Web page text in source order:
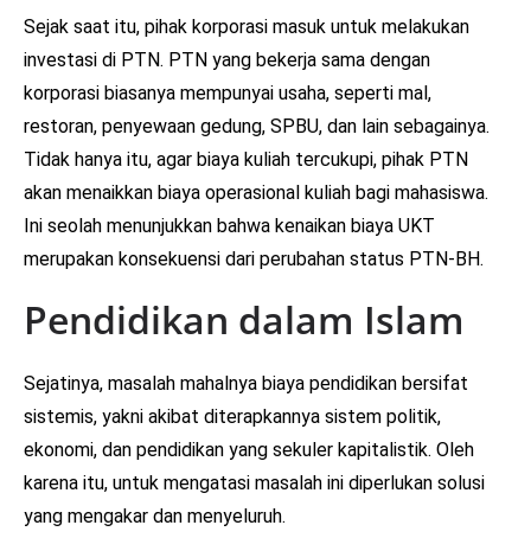
Sejak saat itu, pihak korporasi masuk untuk melakukan
investasi di PTN. PTN yang bekerja sama dengan
korporasi biasanya mempunyai usaha, seperti mal,
restoran, penyewaan gedung, SPBU, dan lain sebagainya.
Tidak hanya itu, agar biaya kuliah tercukupi, pihak PTN
akan menaikkan biaya operasional kuliah bagi mahasiswa.
Ini seolah menunjukkan bahwa kenaikan biaya UKT
merupakan konsekuensi dari perubahan status PTN-BH.
Pendidikan dalam Islam
Sejatinya, masalah mahalnya biaya pendidikan bersifat
sistemis, yakni akibat diterapkannya sistem politik,
ekonomi, dan pendidikan yang sekuler kapitalistik. Oleh
karena itu, untuk mengatasi masalah ini diperlukan solusi
yang mengakar dan menyeluruh.